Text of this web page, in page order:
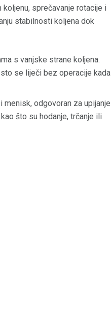
sprečavanje rotacije i
stabilnosti koljena dok
s vanjske strane koljena.
se liječi bez operacije kada
odgovoran za upijanje
što su hodanje, trčanje ili